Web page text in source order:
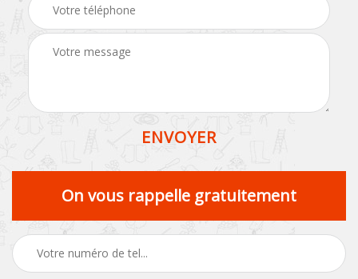
On vous rappelle gratuitement